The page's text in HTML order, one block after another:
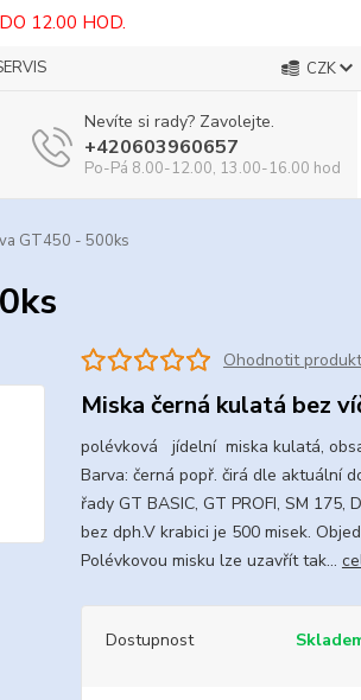
12.00 HOD.
CZK
Nevíte si rady? Zavolejte.
+420603960657
Po-Pá 8.00-12.00, 13.00-16.00 hod
GT450 - 500ks
Ohodnotit produkt
Miska černá kulatá bez
polévková jídelní miska kulatá,
Barva: černá popř. čirá dle aktuální
řady GT BASIC, GT PROFI, SM 175,
bez dph.V krabici je 500 misek.
Polévkovou misku lze uzavřít tak...
Dostupnost